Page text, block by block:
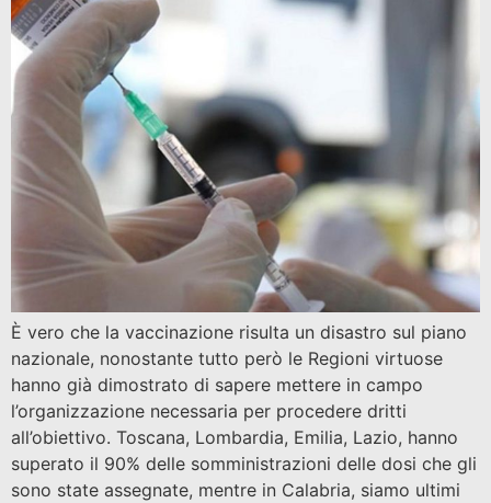
È vero che la vaccinazione risulta un disastro sul piano
nazionale, nonostante tutto però le Regioni virtuose
hanno già dimostrato di sapere mettere in campo
l’organizzazione necessaria per procedere dritti
all’obiettivo. Toscana, Lombardia, Emilia, Lazio, hanno
superato il 90% delle somministrazioni delle dosi che gli
sono state assegnate, mentre in Calabria, siamo ultimi